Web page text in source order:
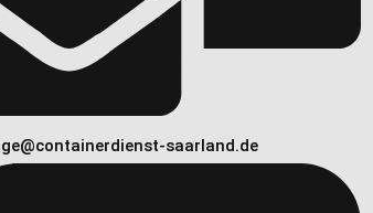
saarland.de